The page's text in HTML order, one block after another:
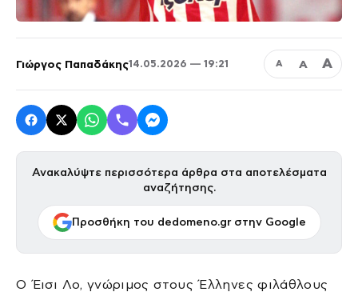
Γιώργος Παπαδάκης14.05.2026 — 19:21 Α Α Α
Ανακαλύψτε περισσότερα άρθρα στα αποτελέσματα
αναζήτησης.
Προσθήκη του dedomeno.gr στην Google
Ο Έισι Λο, γνώριμος στους Έλληνες φιλάθλους